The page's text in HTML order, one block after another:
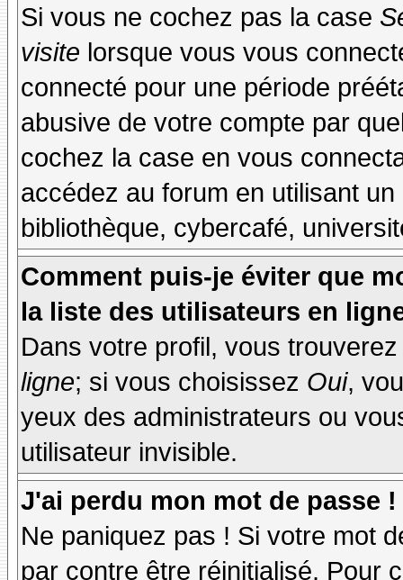
Si vous ne cochez pas la case
visite lorsque vous vous
connecté pour une période
abusive de votre compte par
cochez la case en vous
accédez au forum en utilisant
bibliothèque, cybercafé,
Comment puis-je éviter que
la liste des utilisateurs en
Dans votre profil, vous
ligne; si vous choisissez Oui,
yeux des administrateurs ou
utilisateur invisible.
J'ai perdu mon mot de passe !
Ne paniquez pas ! Si votre mot
par contre être réinitialisé. Pour